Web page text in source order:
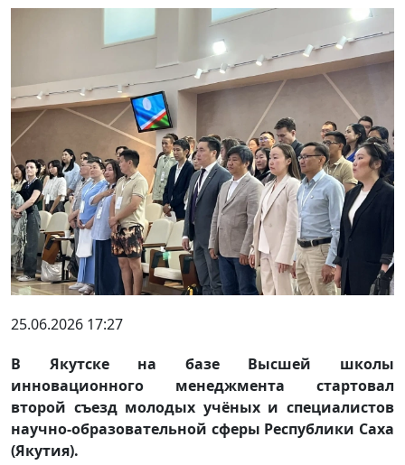
25.06.2026 17:27
В Якутске на базе Высшей школы
инновационного менеджмента стартовал
второй съезд молодых учёных и специалистов
научно-образовательной сферы Республики Саха
(Якутия).